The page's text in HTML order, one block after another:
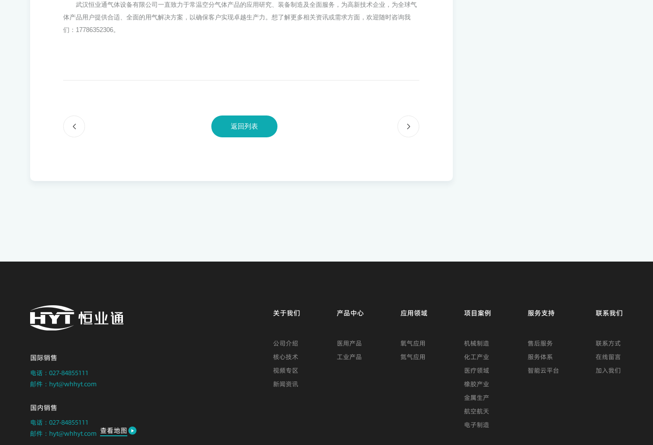
武汉恒业通气体设备有限公司一直致力于常温空分气体产品的应用研究、装备制造及全面服务，为高新技术企业，为全球气
体产品用户提供合适、全面的用气解决方案，以确保客户实现卓越生产力。想了解更多相关资讯或需求方面，欢迎随时咨询我
们：17786352306。
返回列表
国际销售
电话：027-84855111
邮件：hyt@whhyt.com
国内销售
电话：027-84855111
邮件：hyt@whhyt.com 查看地图
关于我们
公司介绍
核心技术
视频专区
新闻资讯
产品中心
医用产品
工业产品
应用领域
氧气应用
氮气应用
项目案例
机械制造
化工产业
医疗领域
橡胶产业
金属生产
航空航天
电子制造
服务支持
售后服务
服务体系
智能云平台
联系我们
联系方式
在线留言
加入我们